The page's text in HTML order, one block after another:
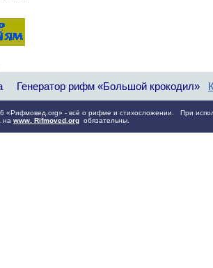
Генератор рифм «Большой крокодил»
- всё о рифме и стихосложении. При
на www. Rifmoved.org обязательны.